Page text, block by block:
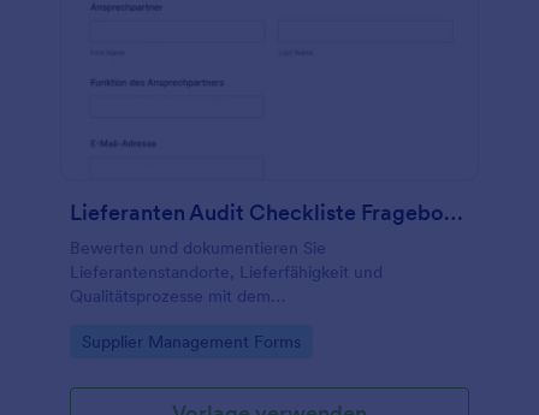
Lieferanten Audit Checkliste Fragebogen
Bewerten und dokumentieren Sie
Lieferantenstandorte, Lieferfähigkeit und
Qualitätsprozesse mit dem
Jotform, ideal für Einkauf und Qualitätsmanagement
Go to Category:
Supplier Management Forms